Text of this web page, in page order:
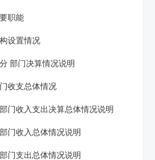
职能
设置情况
部门决算情况说明
收支总体情况
部门收入支出决算总体情况说明
部门收入总体情况说明
部门支出总体情况说明